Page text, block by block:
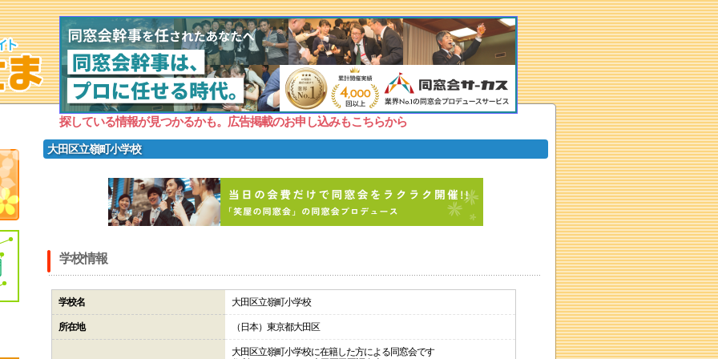
探している情報が見つかるかも。広告掲載のお申し込みもこちらから
大田区立嶺町小学校
学校情報
学校名 大田区立嶺町小学校
所在地 （日本）東京都大田区
大田区立嶺町小学校に在籍した方による同窓会です